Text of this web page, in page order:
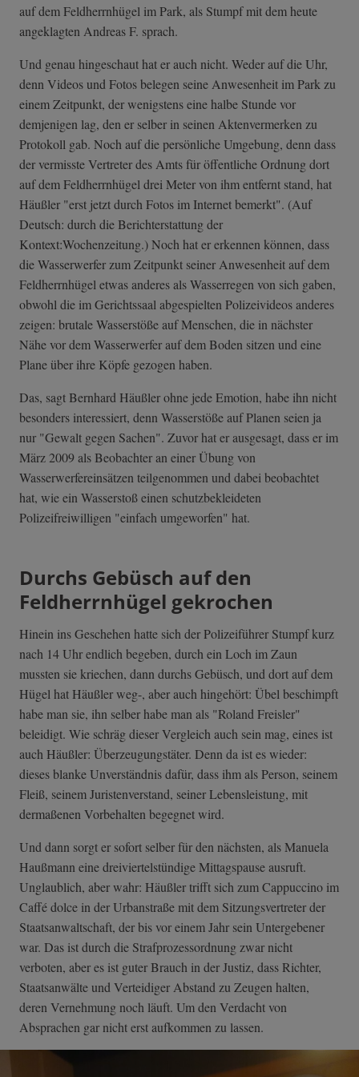
auf dem Feldherrnhügel im Park, als Stumpf mit dem heute
angeklagten Andreas F. sprach.
Und genau hingeschaut hat er auch nicht. Weder auf die Uhr,
denn Videos und Fotos belegen seine Anwesenheit im Park zu
einem Zeitpunkt, der wenigstens eine halbe Stunde vor
demjenigen lag, den er selber in seinen Aktenvermerken zu
Protokoll gab. Noch auf die persönliche Umgebung, denn dass
der vermisste Vertreter des Amts für öffentliche Ordnung dort
auf dem Feldherrnhügel drei Meter von ihm entfernt stand, hat
Häußler "erst jetzt durch Fotos im Internet bemerkt". (Auf
Deutsch: durch die Berichterstattung der
Kontext:Wochenzeitung.) Noch hat er erkennen können, dass
die Wasserwerfer zum Zeitpunkt seiner Anwesenheit auf dem
Feldherrnhügel etwas anderes als Wasserregen von sich gaben,
obwohl die im Gerichtssaal abgespielten Polizeivideos anderes
zeigen: brutale Wasserstöße auf Menschen, die in nächster
Nähe vor dem Wasserwerfer auf dem Boden sitzen und eine
Plane über ihre Köpfe gezogen haben.
Das, sagt Bernhard Häußler ohne jede Emotion, habe ihn nicht
besonders interessiert, denn Wasserstöße auf Planen seien ja
nur "Gewalt gegen Sachen". Zuvor hat er ausgesagt, dass er im
März 2009 als Beobachter an einer Übung von
Wasserwerfereinsätzen teilgenommen und dabei beobachtet
hat, wie ein Wasserstoß einen schutzbekleideten
Polizeifreiwilligen "einfach umgeworfen" hat.
Durchs Gebüsch auf den
Feldherrnhügel gekrochen
Hinein ins Geschehen hatte sich der Polizeiführer Stumpf kurz
nach 14 Uhr endlich begeben, durch ein Loch im Zaun
mussten sie kriechen, dann durchs Gebüsch, und dort auf dem
Hügel hat Häußler weg-, aber auch hingehört: Übel beschimpft
habe man sie, ihn selber habe man als "Roland Freisler"
beleidigt. Wie schräg dieser Vergleich auch sein mag, eines ist
auch Häußler: Überzeugungstäter. Denn da ist es wieder:
dieses blanke Unverständnis dafür, dass ihm als Person, seinem
Fleiß, seinem Juristenverstand, seiner Lebensleistung, mit
dermaßenen Vorbehalten begegnet wird.
Und dann sorgt er sofort selber für den nächsten, als Manuela
Haußmann eine dreiviertelstündige Mittagspause ausruft.
Unglaublich, aber wahr: Häußler trifft sich zum Cappuccino im
Caffé dolce in der Urbanstraße mit dem Sitzungsvertreter der
Staatsanwaltschaft, der bis vor einem Jahr sein Untergebener
war. Das ist durch die Strafprozessordnung zwar nicht
verboten, aber es ist guter Brauch in der Justiz, dass Richter,
Staatsanwälte und Verteidiger Abstand zu Zeugen halten,
deren Vernehmung noch läuft. Um den Verdacht von
Absprachen gar nicht erst aufkommen zu lassen.